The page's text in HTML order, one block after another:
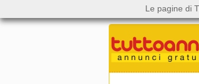
Le pagine di